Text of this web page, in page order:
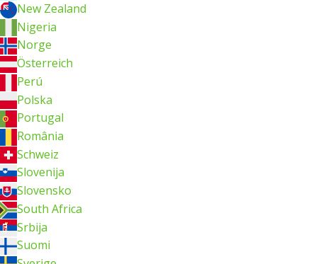
New Zealand
Nigeria
Norge
Österreich
Perú
Polska
Portugal
România
Schweiz
Slovenija
Slovensko
South Africa
Srbija
Suomi